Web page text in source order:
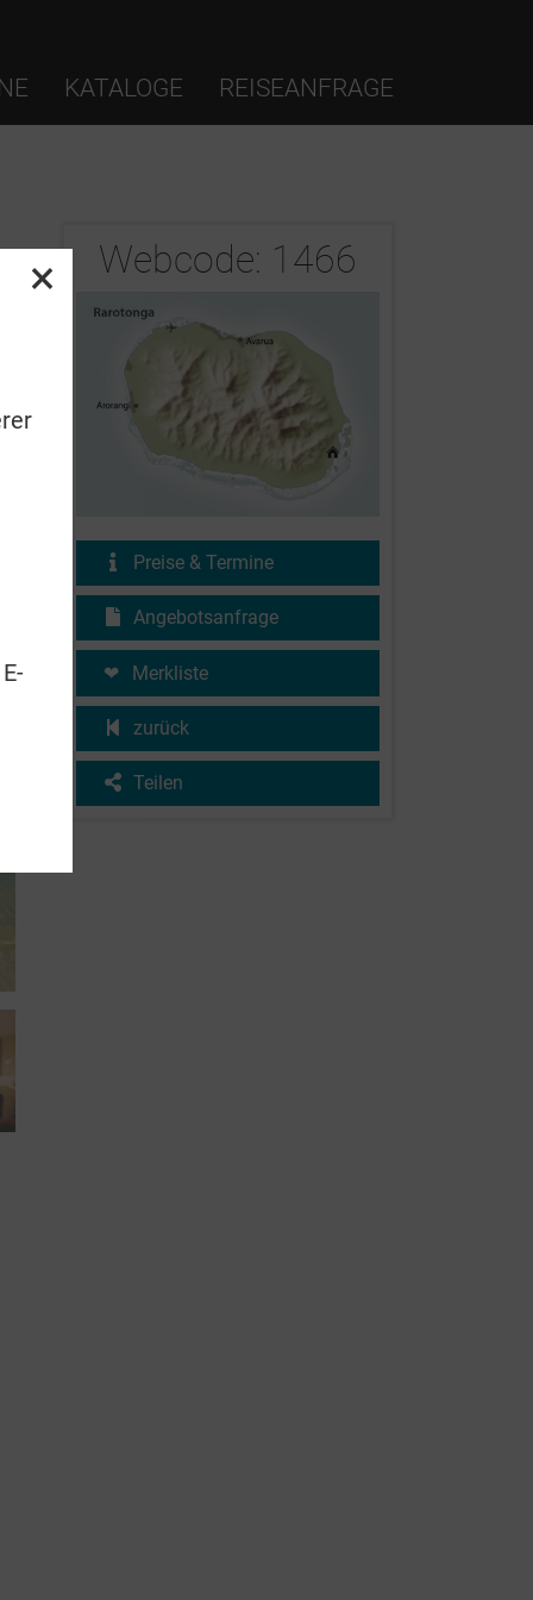
KATALOGE REISEANFRAGE
Webcode: 1466
Preise & Termine
Angebotsanfrage
Merkliste
zurück
Teilen
2/12
×